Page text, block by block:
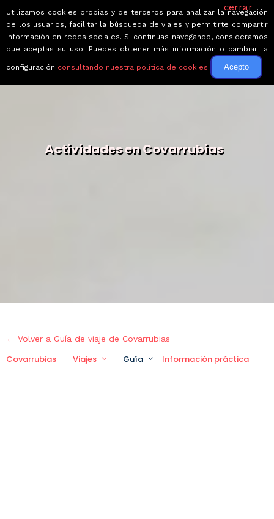
Actividades en Covarrubias
← Volver a Guía de viaje de Covarrubias
Covarrubias Viajes Guía Información práctica
cerrar
Utilizamos cookies propias y de terceros para analizar la navegación
de los usuarios, facilitar la búsqueda de viajes y permitirte compartir
información en redes sociales. Si continúas navegando, consideramos
que aceptas su uso. Puedes obtener más información o cambiar la
configuración consultando nuestra política de cookies Acepto